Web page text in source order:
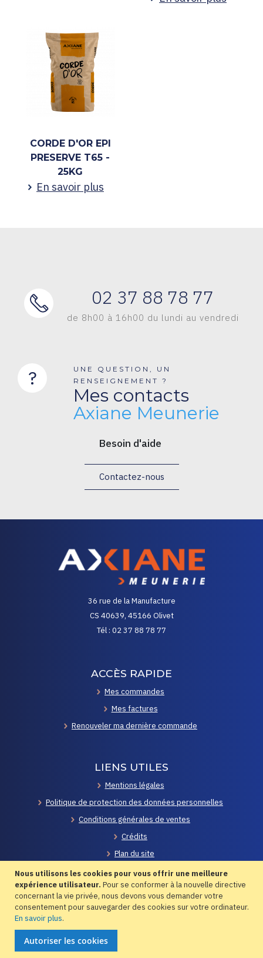
Nous utilisons les cookies pour vous offrir une meilleure
expérience utilisateur. Pour se conformer à la nouvelle directive
concernant la vie privée, nous devons vous demander votre
consentement pour sauvegarder des cookies sur votre ordinateur.
En savoir plus.
Autoriser les cookies
CORDE D'OR EPI
PRESERVE T65 -
25KG
En savoir plus
02 37 88 78 77
de 8h00 à 16h00 du lundi au vendredi
?
UNE QUESTION, UN
RENSEIGNEMENT ?
Mes contacts
Axiane Meunerie
Besoin d'aide
Contactez-nous
36 rue de la Manufacture
CS 40639, 45166 Olivet
Tél : 02 37 88 78 77
ACCÈS RAPIDE
Mes commandes
Mes factures
Renouveler ma dernière commande
LIENS UTILES
Mentions légales
Politique de protection des données personnelles
Conditions générales de ventes
Crédits
Plan du site
Contacts
© 2020 Axiane Meunerie - Développement